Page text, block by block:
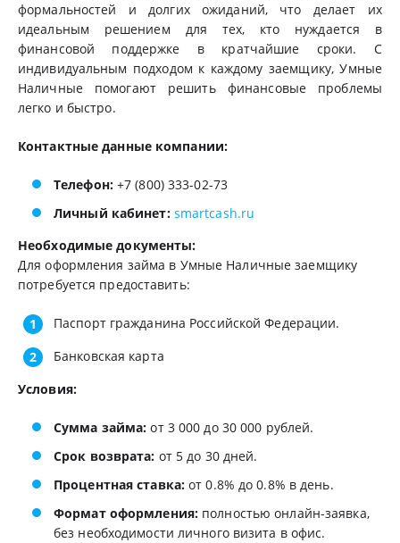
формальностей и долгих ожиданий, что делает их
идеальным решением для тех, кто нуждается в
финансовой поддержке в кратчайшие сроки. С
индивидуальным подходом к каждому заемщику, Умные
Наличные помогают решить финансовые проблемы
легко и быстро.
Контактные данные компании:
Телефон:+7 (800) 333-02-73
Личный кабинет: smartcash.ru
Необходимые документы:
Для оформления займа в Умные Наличные заемщику
потребуется предоставить:
Паспорт гражданина Российской Федерации.
Банковская карта
Условия:
Сумма займа: от 3 000 до 30 000 рублей.
Срок возврата: от 5 до 30 дней.
Процентная ставка: от 0.8% до 0.8% в день.
Формат оформления: полностью онлайн-заявка,
без необходимости личного визита в офис.